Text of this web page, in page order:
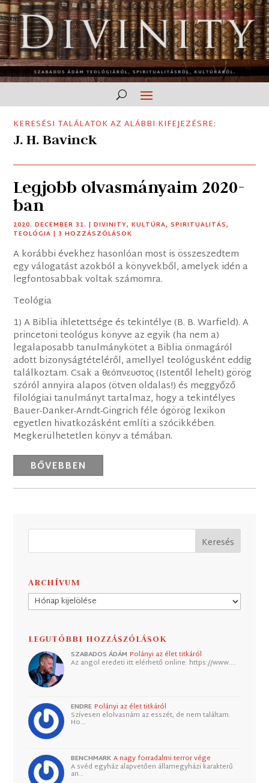
KERESÉSI TALÁLATOK AZ ALÁBBI KIFEJEZÉSRE:
J. H. Bavinck
Legjobb olvasmányaim 2020-
ban
2020. DECEMBER 31. |DIVINITY,KULTÚRA,SPIRITUALITÁS,
TEOLÓGIA | 3 HOZZÁSZÓLÁSOK
A korábbi évekhez hasonlóan most is összeszedtem
egy válogatást azokból a könyvekből, amelyek idén a
legfontosabbak voltak számomra.
Teológia
1) A Biblia ihletettsége és tekintélye (B. B. Warfield). A
princetoni teológus könyve az egyik (ha nem a)
legalaposabb tanulmánykötet a Biblia önmagáról
adott bizonyságtételéről, amellyel teológusként eddig
találkoztam. Csak a θεόπνευστος (Istentől lehelt) görög
szóról annyira alapos (ötven oldalas!) és meggyőző
filológiai tanulmányt tartalmaz, hogy a tekintélyes
Bauer-Danker-Arndt-Gingrich féle ógörög lexikon
egyetlen hivatkozásként említi a szócikkében.
Megkerülhetetlen könyv a témában.
BŐVEBBEN
ARCHÍVUM
Archívum
LEGUTÓBBI HOZZÁSZÓLÁSOK
SZABADOS ÁDÁM Polányi az élet titkáról
Az angol eredeti itt elérhető online: https://www.…
ENDRE Polányi az élet titkáról
Szívesen elolvasnám az esszét, de nem találtam.
Ho…
BENCHMARK A nagy forradalmi terror vége
A svéd egyház alapvetően államegyházi karakterű
an…